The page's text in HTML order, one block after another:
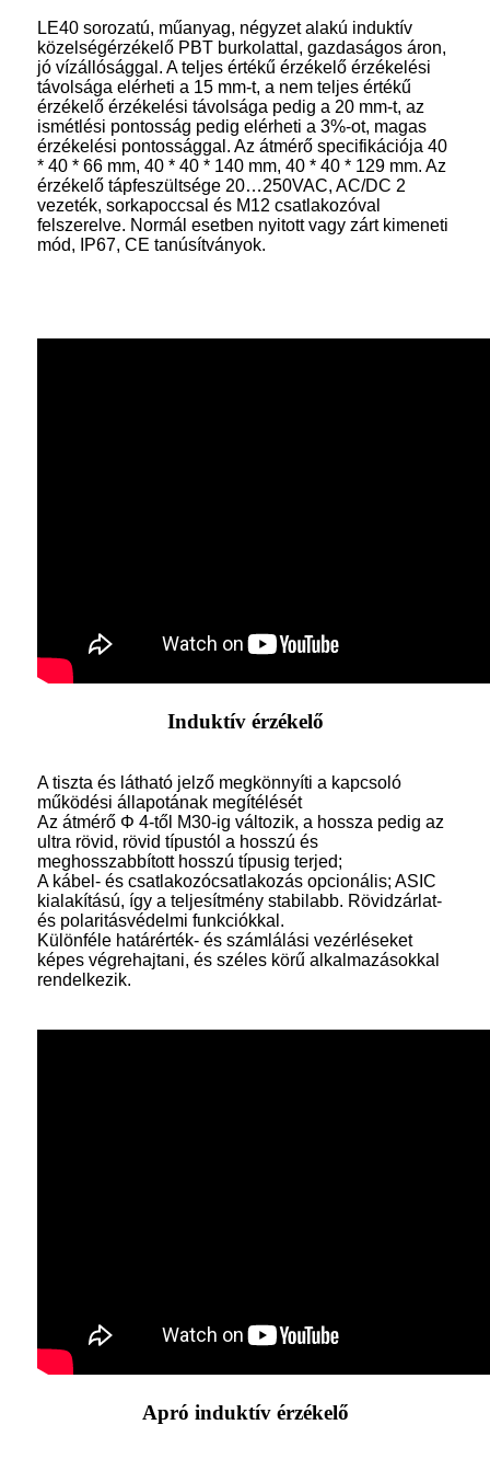
LE40 sorozatú, műanyag, négyzet alakú induktív
közelségérzékelő PBT burkolattal, gazdaságos áron,
jó vízállósággal. A teljes értékű érzékelő érzékelési
távolsága elérheti a 15 mm-t, a nem teljes értékű
érzékelő érzékelési távolsága pedig a 20 mm-t, az
ismétlési pontosság pedig elérheti a 3%-ot, magas
érzékelési pontossággal. Az átmérő specifikációja 40
* 40 * 66 mm, 40 * 40 * 140 mm, 40 * 40 * 129 mm. Az
érzékelő tápfeszültsége 20…250VAC, AC/DC 2
vezeték, sorkapoccsal és M12 csatlakozóval
felszerelve. Normál esetben nyitott vagy zárt kimeneti
mód, IP67, CE tanúsítványok.
Induktív érzékelő
A tiszta és látható jelző megkönnyíti a kapcsoló
működési állapotának megítélését
Az átmérő Φ 4-től M30-ig változik, a hossza pedig az
ultra rövid, rövid típustól a hosszú és
meghosszabbított hosszú típusig terjed;
A kábel- és csatlakozócsatlakozás opcionális; ASIC
kialakítású, így a teljesítmény stabilabb. Rövidzárlat-
és polaritásvédelmi funkciókkal.
Különféle határérték- és számlálási vezérléseket
képes végrehajtani, és széles körű alkalmazásokkal
rendelkezik.
Apró induktív érzékelő